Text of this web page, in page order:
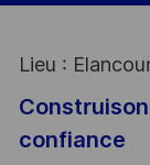
Lieu :
confiance